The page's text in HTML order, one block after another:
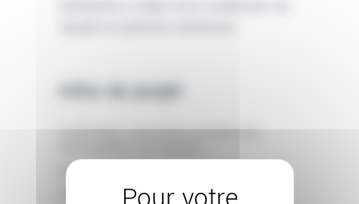
Infos du projet
CATÉGORIE: PEINTURE EXTÉRIEURE
DATE:
PEINTURE RAVALEMENT